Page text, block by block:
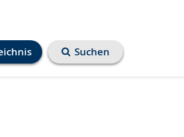
Suchen